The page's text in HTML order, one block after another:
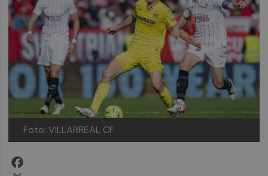
Foto: VILLARREAL CF